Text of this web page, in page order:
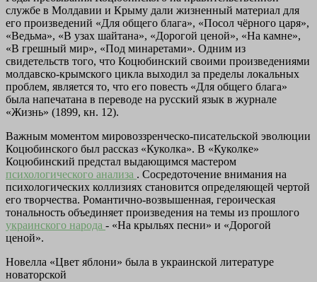
службе в Молдавии и Крыму дали жизненный материал для
его произведений «Для общего блага», «Посол чёрного царя»,
«Ведьма», «В узах шайтана», «Дорогой ценой», «На камне»,
«В грешный мир», «Под минаретами». Одним из
свидетельств того, что Коцюбинский своими произведениями
молдавско-крымского цикла выходил за пределы локальных
проблем, является то, что его повесть «Для общего блага»
была напечатана в переводе на русский язык в журнале
«Жизнь» (1899, кн. 12).
Важным моментом мировоззренческо-писательской эволюции
Коцюбинского был рассказ «Куколка». В «Куколке»
Коцюбинский предстал выдающимся мастером
психологического анализа . Сосредоточение внимания на
психологических коллизиях становится определяющей чертой
его творчества. Романтично-возвышенная, героическая
тональность объединяет произведения на темы из прошлого
украинского народа - «На крыльях песни» и «Дорогой
ценой».
Новелла «Цвет яблони» была в украинской литературе
новаторской